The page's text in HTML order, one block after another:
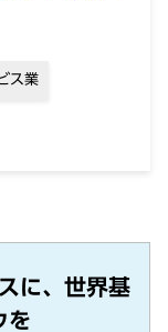
ス業
に、世界基
を